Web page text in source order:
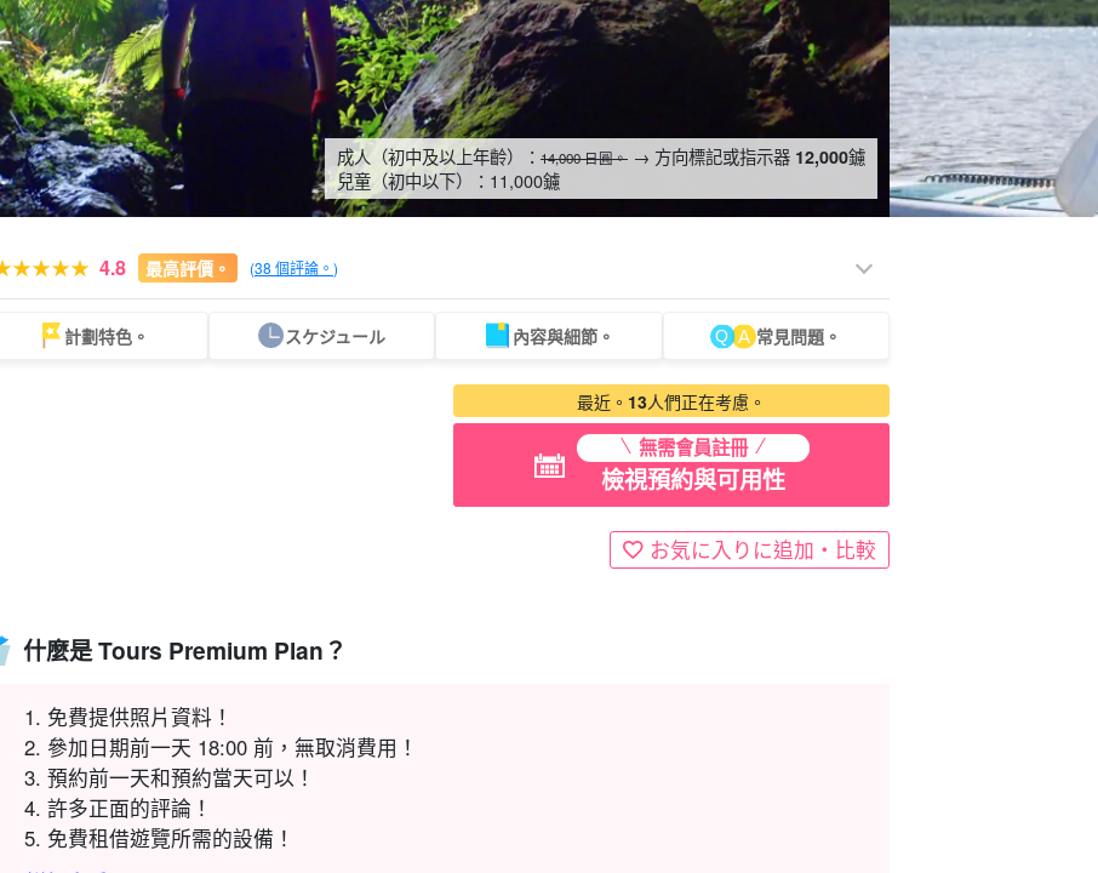
成人（初中及以上年齡）： 14,000 日圓。 → 方向標記或指示器 12,000鑢
兒童（初中以下）： 11,000鑢
可當天預約
計劃
超值折扣
既定計劃
保費
選定計劃
西表島「瀑布」。
租車
4.8 最高評價。 (38 個評論。 )
計劃特色。 スケジュール 內容與細節。 常見問題。
最近。 13人們正在考慮。
無需會員註冊
檢視預約與可用性
お気に入りに追加・比較
什麼是 Tours Premium Plan？
免費提供照片資料！
參加日期前一天 18:00 前，無取消費用！
預約前一天和預約當天可以！
許多正面的評論！
免費租借遊覽所需的設備！